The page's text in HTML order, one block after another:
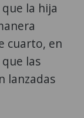
la hija
cuarto, en
las
lanzadas